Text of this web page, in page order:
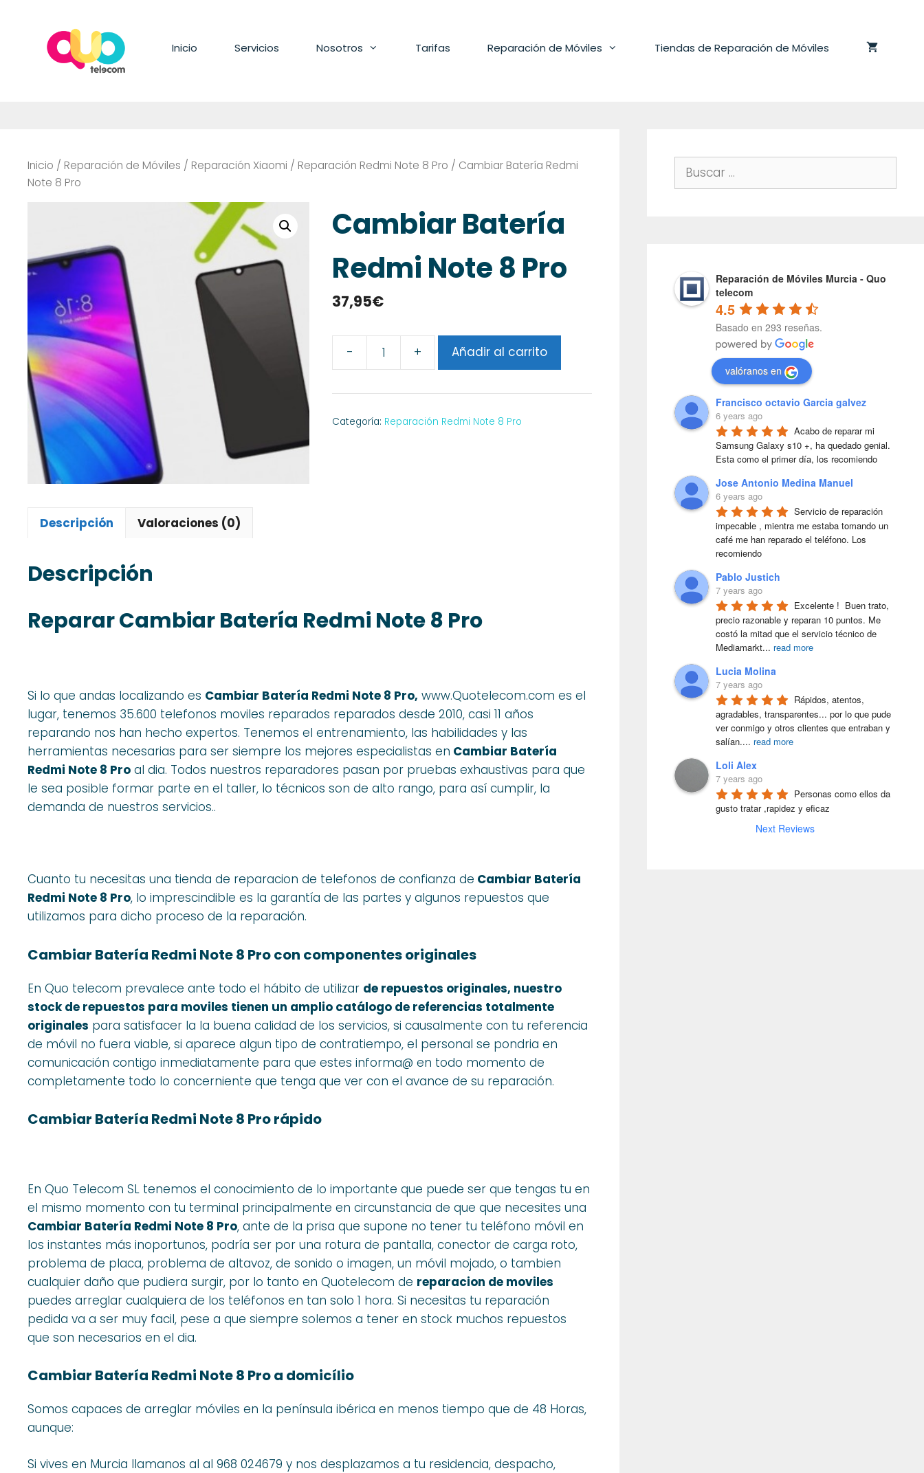
contenido
Inicio Servicios Nosotros Tarifas Reparación de Móviles Tiendas de Reparación de Móviles
Inicio / Reparación de Móviles / Reparación Xiaomi / Reparación Redmi Note 8 Pro / Cambiar Batería Redmi
Note 8 Pro
Cambiar Batería
Redmi Note 8 Pro
37,95€
-
Cambiar
Redmi
Note
+ Añadir al carrito
Categoría: Reparación Redmi Note 8 Pro
Descripción Valoraciones (0)
Descripción
Reparar Cambiar Batería Redmi Note 8 Pro
Si lo que andas localizando es Cambiar Batería Redmi Note 8 Pro, www.Quotelecom.com es el
lugar, tenemos 35.600 telefonos moviles reparados reparados desde 2010, casi 11 años
reparando nos han hecho expertos. Tenemos el entrenamiento, las habilidades y las
herramientas necesarias para ser siempre los mejores especialistas en Cambiar Batería
Redmi Note 8 Pro al dia. Todos nuestros reparadores pasan por pruebas exhaustivas para que
le sea posible formar parte en el taller, lo técnicos son de alto rango, para así cumplir, la
demanda de nuestros servicios..
Cuanto tu necesitas una tienda de reparacion de telefonos de confianza de Cambiar Batería
Redmi Note 8 Pro, lo imprescindible es la garantía de las partes y algunos repuestos que
utilizamos para dicho proceso de la reparación.
Cambiar Batería Redmi Note 8 Pro con componentes originales
En Quo telecom prevalece ante todo el hábito de utilizar de repuestos originales, nuestro
stock de repuestos para moviles tienen un amplio catálogo de referencias totalmente
originales para satisfacer la la buena calidad de los servicios, si causalmente con tu referencia
de móvil no fuera viable, si aparece algun tipo de contratiempo, el personal se pondria en
comunicación contigo inmediatamente para que estes informa@ en todo momento de
completamente todo lo concerniente que tenga que ver con el avance de su reparación.
Cambiar Batería Redmi Note 8 Pro rápido
En Quo Telecom SL tenemos el conocimiento de lo importante que puede ser que tengas tu en
el mismo momento con tu terminal principalmente en circunstancia de que que necesites una
Cambiar Batería Redmi Note 8 Pro, ante de la prisa que supone no tener tu teléfono móvil en
los instantes más inoportunos, podría ser por una rotura de pantalla, conector de carga roto,
problema de placa, problema de altavoz, de sonido o imagen, un móvil mojado, o tambien
cualquier daño que pudiera surgir, por lo tanto en Quotelecom de reparacion de moviles
puedes arreglar cualquiera de los teléfonos en tan solo 1 hora. Si necesitas tu reparación
pedida va a ser muy facil, pese a que siempre solemos a tener en stock muchos repuestos
que son necesarios en el dia.
Cambiar Batería Redmi Note 8 Pro a domicílio
Somos capaces de arreglar móviles en la península ibérica en menos tiempo que de 48 Horas,
aunque:
Si vives en Murcia llamanos al al 968 024679 y nos desplazamos a tu residencia, despacho,
Buscar:
Reparación de Móviles Murcia - Quo
telecom
4.5
Basado en 293 reseñas.
valóranos en
Francisco octavio Garcia galvez
6 years ago
Acabo de reparar mi
Samsung Galaxy s10 +, ha quedado genial.
Esta como el primer día, los recomiendo
Jose Antonio Medina Manuel
6 years ago
Servicio de reparación
impecable , mientra me estaba tomando un
café me han reparado el teléfono. Los
recomiendo
Pablo Justich
7 years ago
Excelente !  Buen trato,
precio razonable y reparan 10 puntos. Me
costó la mitad que el servicio técnico de
Mediamarkt... read more
Lucia Molina
7 years ago
Rápidos, atentos,
agradables, transparentes... por lo que pude
ver conmigo y otros clientes que entraban y
salían.... read more
Loli Alex
7 years ago
Personas como ellos da
gusto tratar ,rapidez y eficaz
Next Reviews